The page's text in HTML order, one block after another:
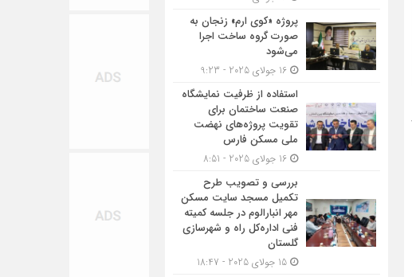
پروژه «کوی ارم» زنجان به
صورت گروه ساخت اجرا
می‌شود
استفاده از ظرفیت نمایشگاه
صنعت ساختمان برای
تقویت پروژه‌های نهضت
ملی مسکن فارس
بررسی و تصویب طرح
تکمیل مسجد سایت مسکن
مهر انبارالوم در جلسه کمیته
فنی اداره‌کل راه و شهرسازی
گلستان